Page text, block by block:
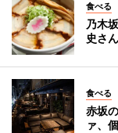
食べる
乃木
史さ
食べる
赤坂
ァ、